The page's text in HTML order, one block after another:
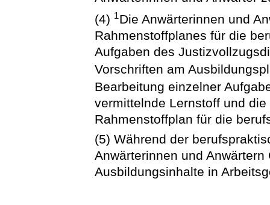
(4) 1Die Anwärterinnen und
Rahmenstoffplanes für die
Aufgaben des
Vorschriften am
Bearbeitung einzelner
vermittelnde Lernstoff und
Rahmenstoffplan für die
(5) Während der
Anwärterinnen und
Ausbildungsinhalte in